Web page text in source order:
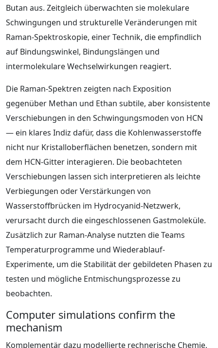
Butan aus. Zeitgleich überwachten sie molekulare
Schwingungen und strukturelle Veränderungen mit
Raman-Spektroskopie, einer Technik, die empfindlich
auf Bindungswinkel, Bindungslängen und
intermolekulare Wechselwirkungen reagiert.
Die Raman-Spektren zeigten nach Exposition
gegenüber Methan und Ethan subtile, aber konsistente
Verschiebungen in den Schwingungsmoden von HCN
— ein klares Indiz dafür, dass die Kohlenwasserstoffe
nicht nur Kristalloberflächen benetzen, sondern mit
dem HCN-Gitter interagieren. Die beobachteten
Verschiebungen lassen sich interpretieren als leichte
Verbiegungen oder Verstärkungen von
Wasserstoffbrücken im Hydrocyanid-Netzwerk,
verursacht durch die eingeschlossenen Gastmoleküle.
Zusätzlich zur Raman-Analyse nutzten die Teams
Temperaturprogramme und Wiederablauf-
Experimente, um die Stabilität der gebildeten Phasen zu
testen und mögliche Entmischungsprozesse zu
beobachten.
Computer simulations confirm the
mechanism
Komplementär dazu modellierte rechnerische Chemie,